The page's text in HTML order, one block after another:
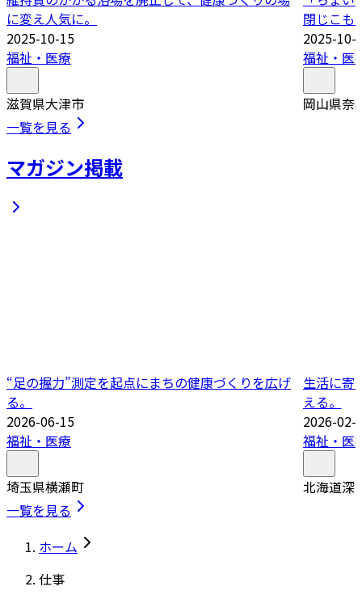
に変え人気に。
2025-10-15
福祉・医療
滋賀県大津市
閉じこも
2025-10-
福祉・医
岡山県奈
一覧を見る
マガジン掲載
“足の握力”測定を起点にまちの健康づくりを広げ
る。
2026-06-15
福祉・医療
埼玉県横瀬町
生活に寄
える。
2026-02-
福祉・医
北海道深
一覧を見る
ホーム
仕事